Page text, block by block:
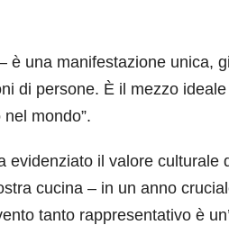
è una manifestazione unica,
di persone. È il mezzo
mondo”.
evidenziato il valore culturale
cucina – in un anno
tanto rappresentativo è